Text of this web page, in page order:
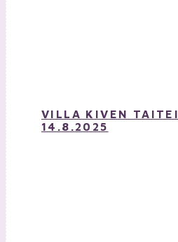
VILLA KIVEN
14.8.2025